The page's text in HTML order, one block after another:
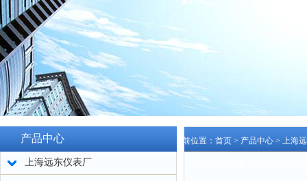
产品中心
上海远东仪表厂
当前位置： 首页 > 产品中心 > 上海